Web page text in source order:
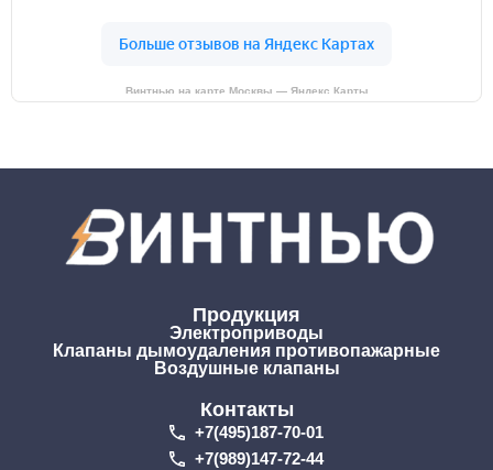
Винтнью на карте Москвы — Яндекс Карты
Продукция
Электроприводы
Клапаны дымоудаления противопажарные
Воздушные клапаны
Контакты
+7(495)187-70-01
+7(989)147-72-44